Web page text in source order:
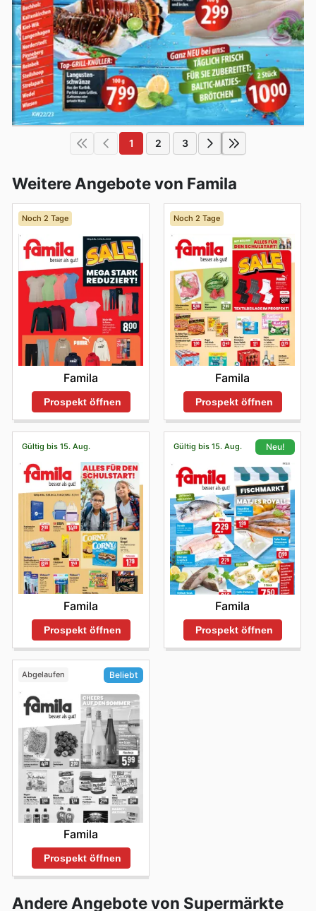
1 2 3
Weitere Angebote von Famila
Noch 2 Tage
Famila
Prospekt öffnen
Noch 2 Tage
Famila
Prospekt öffnen
Gültig bis 15. Aug.
Famila
Prospekt öffnen
Gültig bis 15. Aug. Neu!
Famila
Prospekt öffnen
Abgelaufen Beliebt
Famila
Prospekt öffnen
Andere Angebote von Supermärkte